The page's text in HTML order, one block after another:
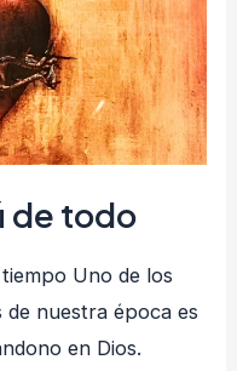
de todo
Uno de los
de nuestra época es
en Dios.